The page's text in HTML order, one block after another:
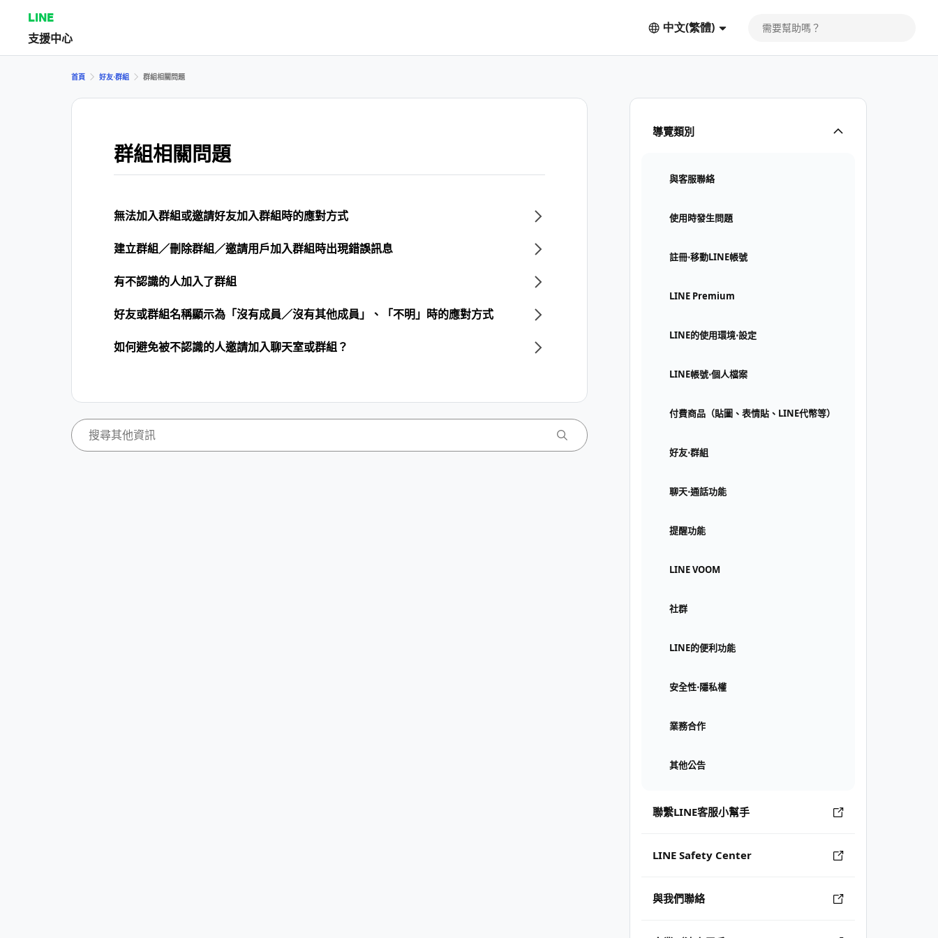
LINE
支援中心
中文(繁體)
導覽類別
與客服聯絡
使用時發生問題
註冊⋅移動LINE帳號
LINE Premium
LINE的使用環境⋅設定
LINE帳號⋅個人檔案
付費商品（貼圖、表情貼、LINE代幣等）
好友⋅群組
聊天⋅通話功能
提醒功能
LINE VOOM
社群
LINE的便利功能
安全性⋅隱私權
業務合作
其他公告
聯繫LINE客服小幫手
LINE Safety Center
與我們聯絡
首頁 好友⋅群組 群組相關問題
群組相關問題
無法加入群組或邀請好友加入群組時的應對方式
建立群組／刪除群組／邀請用戶加入群組時出現錯誤訊息
有不認識的人加入了群組
好友或群組名稱顯示為「沒有成員／沒有其他成員」、「不明」時的應對方式
如何避免被不認識的人邀請加入聊天室或群組？